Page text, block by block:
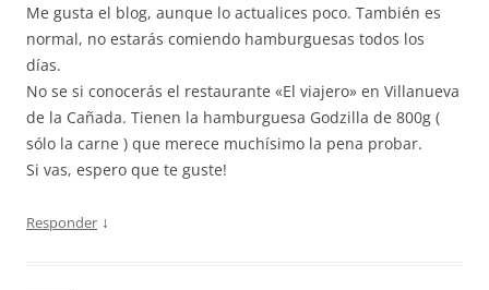
Me gusta el blog, aunque lo actualices poco. También es
normal, no estarás comiendo hamburguesas todos los
días.
No se si conocerás el restaurante «El viajero» en Villanueva
de la Cañada. Tienen la hamburguesa Godzilla de 800g (
sólo la carne ) que merece muchísimo la pena probar.
Si vas, espero que te guste!
Responder ↓